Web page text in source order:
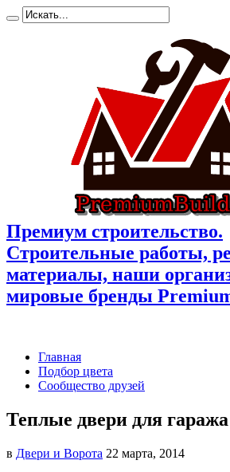
Премиум cтроительство.
Cтроительные работы,
материалы, наши
мировые бренды
Главная
Подбор цвета
Сообщество друзей
Теплые двери для гаража
в Двери и Ворота 22 марта, 2014